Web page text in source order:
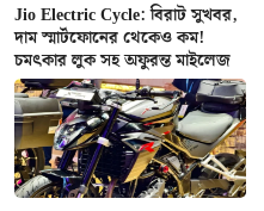
Jio Electric Cycle: বিরাট সুখবর,
দাম স্মার্টফোনের থেকেও কম!
চমৎকার লুক সহ অফুরন্ত মাইলেজ